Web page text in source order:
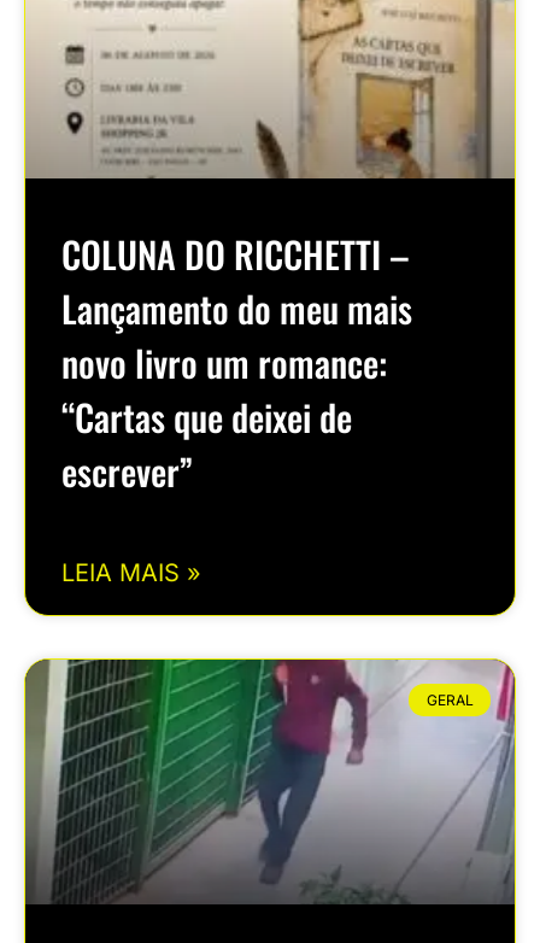
COLUNA DO RICCHETTI –
Lançamento do meu mais
novo livro um romance:
“Cartas que deixei de
escrever”
LEIA MAIS »
GERAL